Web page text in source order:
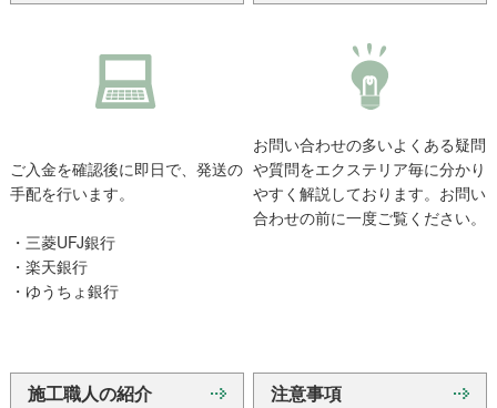
ご入金を確認後に即日で、発送の
手配を行います。
・三菱UFJ銀行
・楽天銀行
・ゆうちょ銀行
お問い合わせの多いよくある疑問
や質問をエクステリア毎に分かり
やすく解説しております。お問い
合わせの前に一度ご覧ください。
施工職人の紹介 注意事項